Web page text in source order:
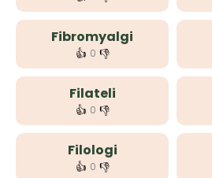
Fibromyalgi
👍 0 👎
Filateli
👍 0 👎
Filologi
👍 0 👎